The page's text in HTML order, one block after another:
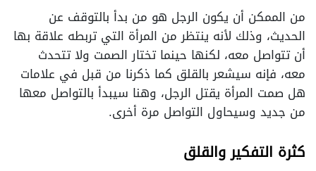
من الممكن أن يكون الرجل هو من بدأ بالتوقف عن
الحديث، وذلك لأنه ينتظر من المرأة التي تربطه علاقة بها
أن تتواصل معه، لكنها حينما تختار الصمت ولا تتحدث
معه، فإنه سيشعر بالقلق كما ذكرنا من قبل في علامات
هل صمت المرأة يقتل الرجل، وهنا سيبدأ بالتواصل معها
من جديد وسيحاول التواصل مرة أخرى.
كثرة التفكير والقلق